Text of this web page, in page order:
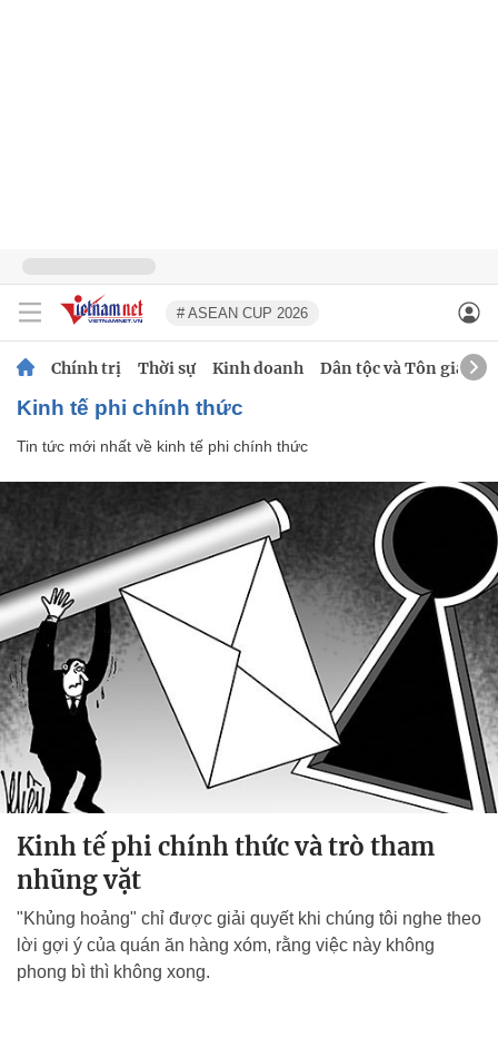
# ASEAN CUP 2026
Chính trị Thời sự Kinh doanh Dân tộc và Tôn giáo
kinh tế phi chính thức
Tin tức mới nhất về kinh tế phi chính thức
Kinh tế phi chính thức và trò tham
nhũng vặt
"Khủng hoảng" chỉ được giải quyết khi chúng tôi nghe theo
lời gợi ý của quán ăn hàng xóm, rằng việc này không
phong bì thì không xong.